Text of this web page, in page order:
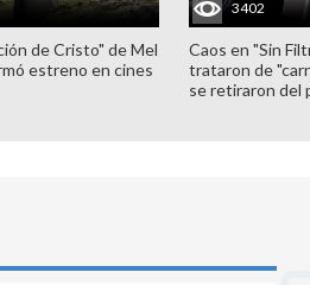
de Cristo" de Mel
estreno en cines
3402
Caos en "Sin
trataron de
se retiraron del